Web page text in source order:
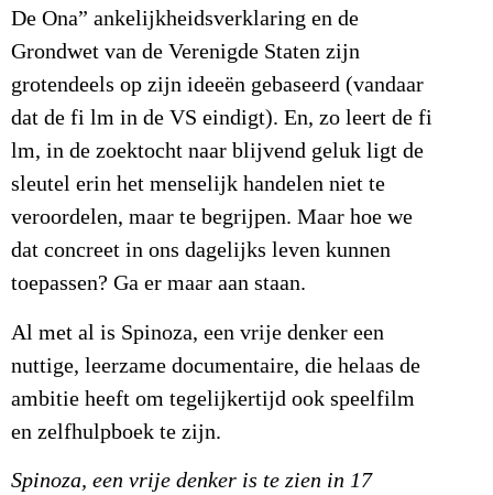
De Ona” ankelijkheidsverklaring en de
Grondwet van de Verenigde Staten zijn
grotendeels op zijn ideeën gebaseerd (vandaar
dat de fi lm in de VS eindigt). En, zo leert de fi
lm, in de zoektocht naar blijvend geluk ligt de
sleutel erin het menselijk handelen niet te
veroordelen, maar te begrijpen. Maar hoe we
dat concreet in ons dagelijks leven kunnen
toepassen? Ga er maar aan staan.
Al met al is Spinoza, een vrije denker een
nuttige, leerzame documentaire, die helaas de
ambitie heeft om tegelijkertijd ook speelfilm
en zelfhulpboek te zijn.
Spinoza, een vrije denker is te zien in 17